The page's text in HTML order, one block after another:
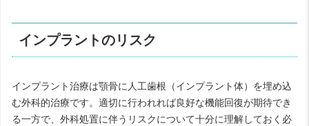
インプラントのリスク
インプラント治療は顎骨に人工歯根（インプラント体）を埋め込
む外科的治療です。適切に行われれば良好な機能回復が期待でき
る一方で、外科処置に伴うリスクについて十分に理解しておく必